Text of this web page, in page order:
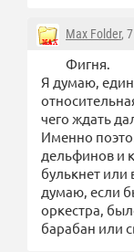
Max Folder,
Фигня.
Я думаю,
чего ждать
Именно
дельфинов и
булькнет
думаю, если
оркестра,
барабан или